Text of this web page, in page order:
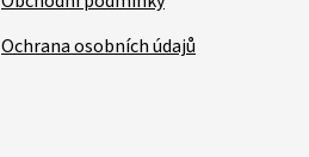
Ochrana osobních údajů